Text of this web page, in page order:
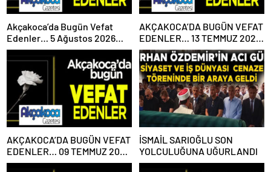
Akçakoca’da Bugün Vefat
Edenler… 5 Ağustos 2026
Çarşamba
AKÇAKOCA’DA BUGÜN VEFAT
EDENLER… 13 TEMMUZ 2026
PAZARTESİ
AKÇAKOCA’DA BUGÜN VEFAT
EDENLER… 09 TEMMUZ 2026
PERŞEMBE
İSMAİL SARIOĞLU SON
YOLCULUĞUNA UĞURLANDI